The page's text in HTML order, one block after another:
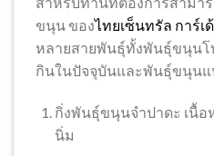
ขนุน ของไทยเซ็นทรัล การ์เ
หลายสายพันธุ์ทั้งพันธุ์ขนุน
กินในปัจจุบันและพันธุ์ขนุน
กิ่งพันธุ์ขนุนจำปาดะ เนื้อ
นิ่ม